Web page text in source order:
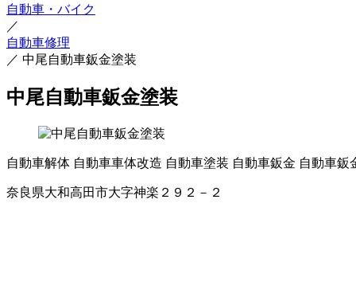
自動車・バイク
／
自動車修理
／ 中尾自動車鈑金塗装
中尾自動車鈑金塗装
自動車解体 自動車車体改造 自動車塗装 自動車鈑金 自動車鈑
奈良県大和高田市大字神楽２９２－２